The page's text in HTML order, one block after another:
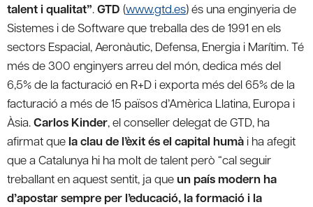
talent i qualitat”.GTD (www.gtd.es) és una enginyeria de
Sistemes i de Software que treballa des de 1991 en els
sectors Espacial, Aeronàutic, Defensa, Energia i Marítim. Té
més de 300 enginyers arreu del món, dedica més del
6,5% de la facturació en R+D i exporta més del 65% de la
facturació a més de 15 països d’Amèrica Llatina, Europa i
Àsia.Carlos Kinder, el conseller delegat de GTD, ha
afirmat que la clau de l’èxit és el capital humà i ha afegit
que a Catalunya hi ha molt de talent però “cal seguir
treballant en aquest sentit, ja que un país modern ha
d’apostar sempre per l’educació, la formació i la